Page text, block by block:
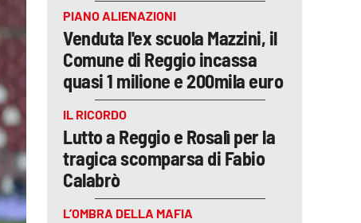
PIANO ALIENAZIONI
Venduta l'ex scuola Mazzini, il
Comune di Reggio incassa
quasi 1 milione e 200mila euro
IL RICORDO
Lutto a Reggio e Rosalì per la
tragica scomparsa di Fabio
Calabrò
L’OMBRA DELLA MAFIA